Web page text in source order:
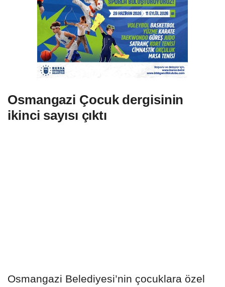
Osmangazi Çocuk dergisinin
ikinci sayısı çıktı
Osmangazi Belediyesi’nin çocuklara özel